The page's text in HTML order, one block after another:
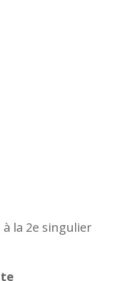
à la 2e singulier
te